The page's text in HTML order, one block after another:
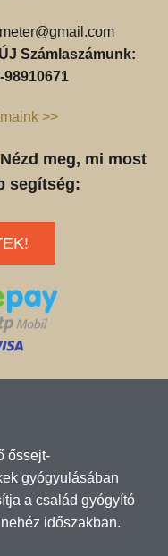
ÚJ Számlaszámunk:
98910671
>>
meg, mi most
segítség:
őssejt-
gyógyulásában
a család gyógyító
időszakban.